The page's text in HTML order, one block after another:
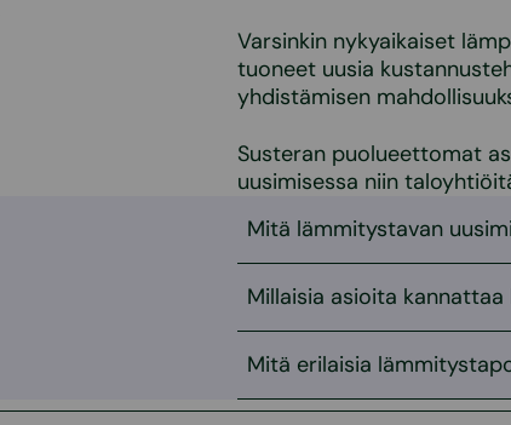
Varsinkin nykyaikaiset
tuoneet uusia
yhdistämisen
Susteran puolueettomat
uusimisessa niin
Mitä lämmitystavan
Millaisia asioita
Mitä erilaisia